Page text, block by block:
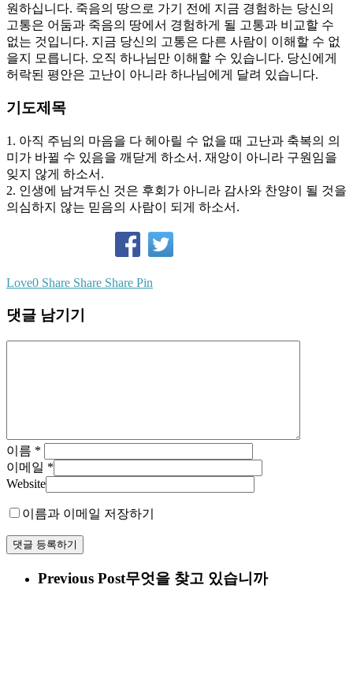
원하십니다. 죽음의 땅으로 가기 전에 지금 경험하는 당신의
고통은 어둠과 죽음의 땅에서 경험하게 될 고통과 비교할 수
없는 것입니다. 지금 당신의 고통은 다른 사람이 이해할 수 없
을지 모릅니다. 오직 하나님만 이해할 수 있습니다. 당신에게
허락된 평안은 고난이 아니라 하나님에게 달려 있습니다.
기도제목
1. 아직 주님의 마음을 다 헤아릴 수 없을 때 고난과 축복의 의
미가 바뀔 수 있음을 깨닫게 하소서. 재앙이 아니라 구원임을
잊지 않게 하소서.
2. 인생에 남겨두신 것은 후회가 아니라 감사와 찬양이 될 것을
의심하지 않는 믿음의 사람이 되게 하소서.
Love0 Share Share Share Pin
댓글 남기기
이름 *
이메일 *
Website
이름과 이메일 저장하기
Previous Post무엇을 찾고 있습니까